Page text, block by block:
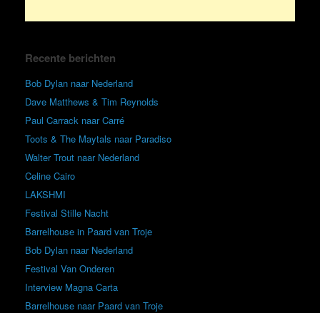
Recente berichten
Bob Dylan naar Nederland
Dave Matthews & Tim Reynolds
Paul Carrack naar Carré
Toots & The Maytals naar Paradiso
Walter Trout naar Nederland
Celine Cairo
LAKSHMI
Festival Stille Nacht
Barrelhouse in Paard van Troje
Bob Dylan naar Nederland
Festival Van Onderen
Interview Magna Carta
Barrelhouse naar Paard van Troje